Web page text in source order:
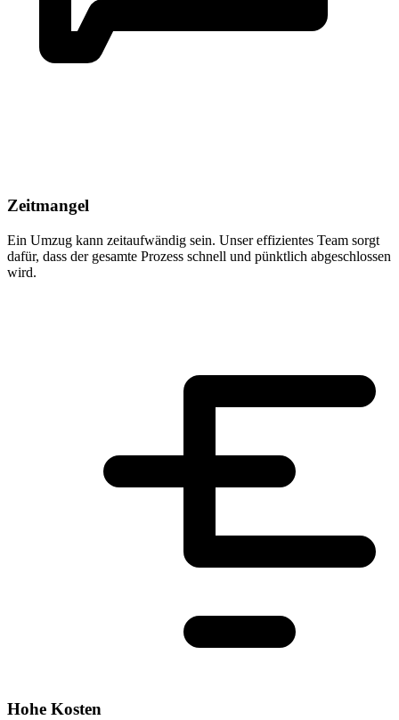
Zeitmangel
Ein Umzug kann zeitaufwändig sein. Unser effizientes Team sorgt
dafür, dass der gesamte Prozess schnell und pünktlich abgeschlossen
wird.
Hohe Kosten